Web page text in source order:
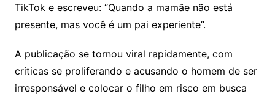
TikTok e escreveu: “Quando a mamãe não está
presente, mas você é um pai experiente”.
A publicação se tornou viral rapidamente, com
críticas se proliferando e acusando o homem de ser
irresponsável e colocar o filho em risco em busca